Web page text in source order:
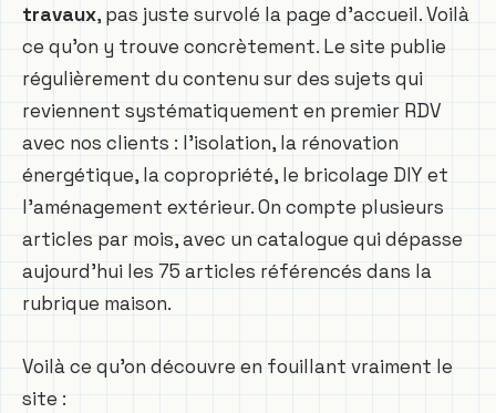
travaux, pas juste survolé la page d’accueil. Voilà
ce qu’on y trouve concrètement. Le site publie
régulièrement du contenu sur des sujets qui
reviennent systématiquement en premier RDV
avec nos clients : l’isolation, la rénovation
énergétique, la copropriété, le bricolage DIY et
l’aménagement extérieur. On compte plusieurs
articles par mois, avec un catalogue qui dépasse
aujourd’hui les 75 articles référencés dans la
rubrique maison.
Voilà ce qu’on découvre en fouillant vraiment le
site :